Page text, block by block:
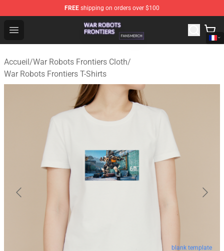
FREE shipping on orders over $100
Open menu
War Robots Frontiers Shop - Official War Robots
Accueil/War Robots Frontiers Cloth/
War Robots Frontiers T-Shirts
blank template